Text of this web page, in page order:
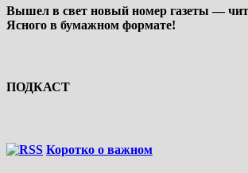
Вышел в свет новый номер газеты —
Ясного в бумажном формате!
ПОДКАСТ
Коротко о важном